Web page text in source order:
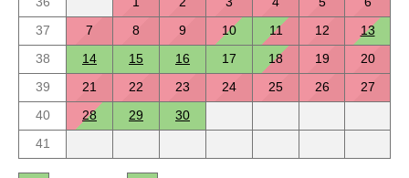
37
7 8 9 10 11 12
13
38
14 15 16 17 18 19
20
39
21 22 23 24 25 26
27
40
28 29
30
41